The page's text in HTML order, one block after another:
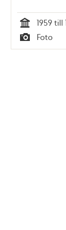
Tid
1959 till
Typ
Foto